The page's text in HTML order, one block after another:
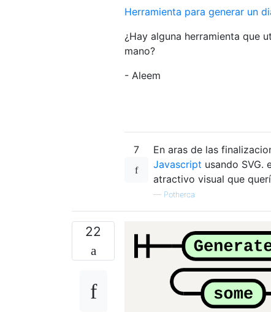
Herramienta para generar un
¿Hay alguna herramienta que
mano?
- Aleem
7 En aras de las
Javascript usando SVG.
atractivo visual que
— Potherca
22